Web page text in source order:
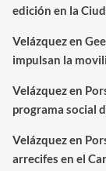
edición en la
Velázquezen
impulsan la
Velázquezen
programa social
Velázquezen
arrecifes en el